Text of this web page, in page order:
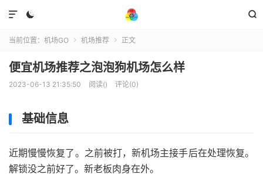



当前位置： 机场GO  机场推荐  正文
便宜机场推荐之泡泡狗机场怎么样
2023-06-13 21:35:50 阅读() 评论(0)
基础信息
近期慢慢恢复了。之前被打，新机场主接手后在处理恢复。
解锁没之前好了。新老板肉身在外。